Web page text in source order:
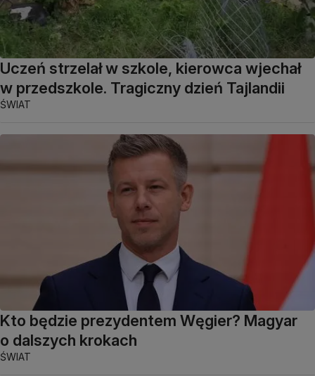
Uczeń strzelał w szkole, kierowca wjechał
w przedszkole. Tragiczny dzień Tajlandii
ŚWIAT
Kto będzie prezydentem Węgier? Magyar
o dalszych krokach
ŚWIAT